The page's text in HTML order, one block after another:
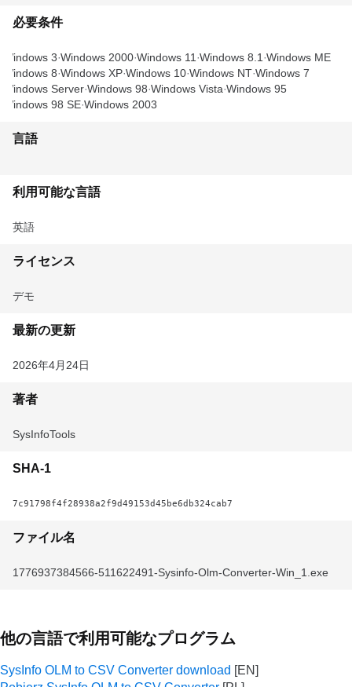
必要条件
Windows 3 Windows 2000 Windows 11 Windows 8.1 Windows ME
Windows 8 Windows XP Windows 10 Windows NT Windows 7
Windows Server Windows 98 Windows Vista Windows 95
Windows 98 SE Windows 2003
言語
利用可能な言語
英語
ライセンス
デモ
最新の更新
2026年4月24日
著者
SysInfoTools
SHA-1
7c91798f4f28938a2f9d49153d45be6db324cab7
ファイル名
1776937384566-511622491-Sysinfo-Olm-Converter-Win_1.exe
他の言語で利用可能なプログラム
SysInfo OLM to CSV Converter download